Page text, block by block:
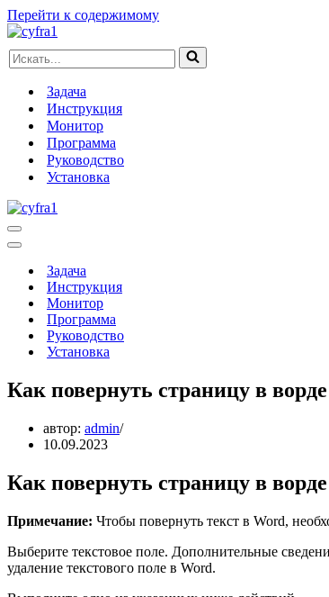
Перейти к содержимому
Искать...
Задача
Инструкция
Монитор
Программа
Руководство
Установка
Меню
навигации
Меню
навигацииЗадача
Инструкция
Монитор
Программа
Руководство
Установка
Как повернуть страницу в
автор: admin
10.09.2023
Как повернуть страницу в
Примечание: Чтобы повернуть текст в Word,
Выберите текстовое поле. Дополнительные
удаление текстового поле в Word.